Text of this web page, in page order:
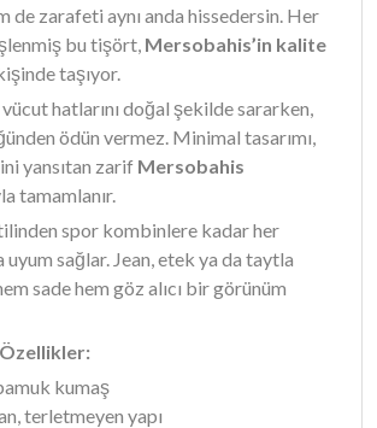
de zarafeti aynı anda hissedersin. Her
bu tişört, Mersobahis’in kalite
taşıyor.
hatlarını doğal şekilde sararken,
ödün vermez. Minimal tasarımı,
yansıtan zarif Mersobahis
tamamlanır.
spor kombinlere kadar her
sağlar. Jean, etek ya da taytla
sade hem göz alıcı bir görünüm
Özellikler:
kumaş
terletmeyen yapı